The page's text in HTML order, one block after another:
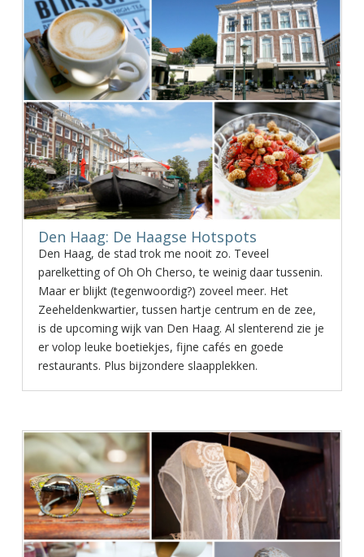
Den Haag: De Haagse Hotspots
Den Haag, de stad trok me nooit zo. Teveel
parelketting of Oh Oh Cherso, te weinig daar tussenin.
Maar er blijkt (tegenwoordig?) zoveel meer. Het
Zeeheldenkwartier, tussen hartje centrum en de zee,
is de upcoming wijk van Den Haag. Al slenterend zie je
er volop leuke boetiekjes, fijne cafés en goede
restaurants. Plus bijzondere slaapplekken.